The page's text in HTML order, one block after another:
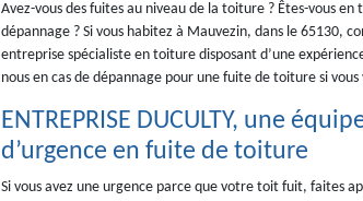
Avez-vous des fuites au niveau de la toiture ? Êtes-vous
dépannage ? Si vous habitez à Mauvezin, dans le 65130,
entreprise spécialiste en toiture disposant d’une
nous en cas de dépannage pour une fuite de toiture si
ENTREPRISE DUCULTY, une
d’urgence en fuite de toiture
Si vous avez une urgence parce que votre toit fuit, faites